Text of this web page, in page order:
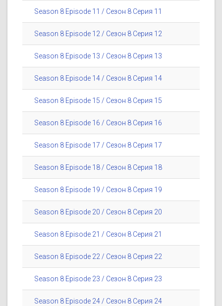
Season 8 Episode 11 / Сезон 8 Серия 11
Season 8 Episode 12 / Сезон 8 Серия 12
Season 8 Episode 13 / Сезон 8 Серия 13
Season 8 Episode 14 / Сезон 8 Серия 14
Season 8 Episode 15 / Сезон 8 Серия 15
Season 8 Episode 16 / Сезон 8 Серия 16
Season 8 Episode 17 / Сезон 8 Серия 17
Season 8 Episode 18 / Сезон 8 Серия 18
Season 8 Episode 19 / Сезон 8 Серия 19
Season 8 Episode 20 / Сезон 8 Серия 20
Season 8 Episode 21 / Сезон 8 Серия 21
Season 8 Episode 22 / Сезон 8 Серия 22
Season 8 Episode 23 / Сезон 8 Серия 23
Season 8 Episode 24 / Сезон 8 Серия 24